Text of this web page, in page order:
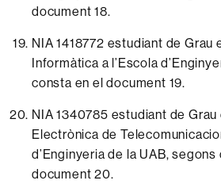
document 18.
NIA 1418772 estudiant de Grau
Informàtica a l’Escola
consta en eldocument 19.
NIA 1340785 estudiant de
Electrònica de
d’Enginyeria de la UAB,
document 20.